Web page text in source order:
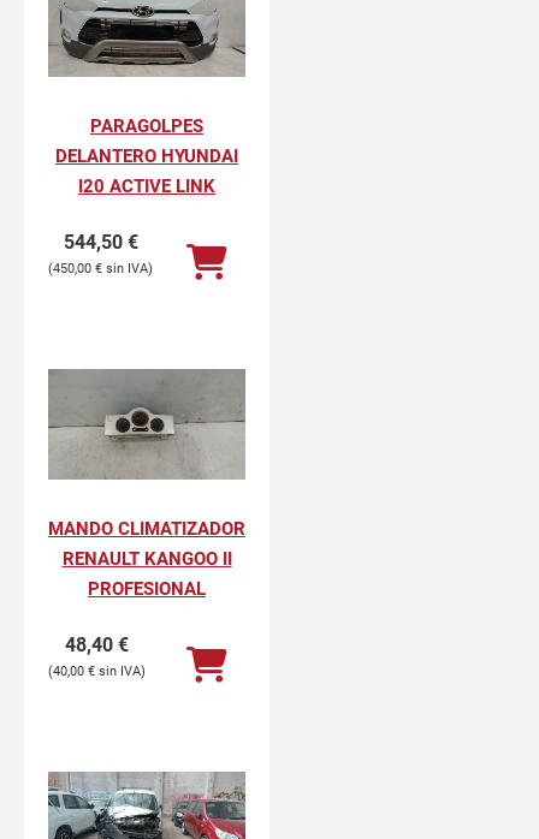
PARAGOLPES
DELANTERO HYUNDAI
I20 ACTIVE LINK
544,50 €
450,00 €
MANDO CLIMATIZADOR
RENAULT KANGOO II
PROFESIONAL
48,40 €
40,00 €